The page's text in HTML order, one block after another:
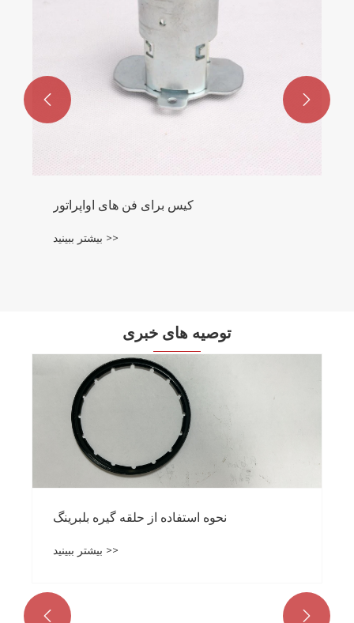
کیس برای فن های اواپراتور
بیشتر ببینید >>
 
توصیه های خبری
نحوه استفاده از حلقه گیره بلبرینگ
بیشتر ببینید >>
 